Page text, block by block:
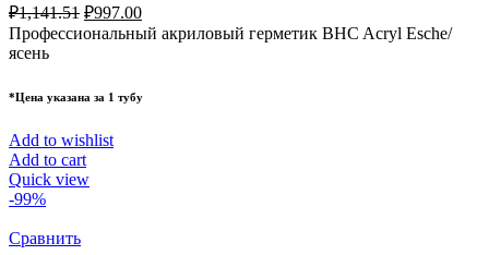
₽1,141.51 ₽997.00
Профессиональный акриловый герметик BHC Acryl Esche/
ясень
*Цена указана за 1 тубу
Add to wishlist
Add to cart
Quick view
-99%
Сравнить